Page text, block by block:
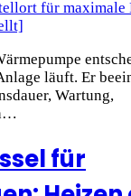
läuft. Er
Wartung,
für